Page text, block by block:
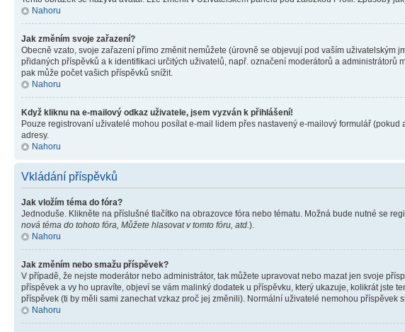
Nahoru
Jak změním svoje zařazení?
Obecně vzato, svoje zařazení přímo změnit nemůžete (úrovně se objevují pod vaším
přidaných příspěvků a k identifikaci určitých uživatelů, např. označení moderátorů a
pak může počet vašich příspěvků snížit.
Nahoru
Když kliknu na e-mailový odkaz uživatele, jsem vyzván k přihlášení!
Pouze registrovaní uživatelé mohou posílat e-mail lidem přes nastavený e-mailový formulář
adresy.
Nahoru
Vkládání příspěvků
Jak vložím téma do fóra?
Jednoduše. Klikněte na příslušné tlačítko na obrazovce fóra nebo tématu. Možná bude nutné se
nová téma do tohoto fóra, Můžete hlasovat v tomto fóru, atd. ).
Nahoru
Jak změním nebo smažu příspěvek?
V případě, že nejste moderátor nebo administrátor, tak můžete upravovat nebo mazat jen svoje
příspěvek a vy ho upravíte, objeví se vám malinký dodatek u příspěvku, který ukazuje, kolikrát
příspěvek (ti by měli sami zanechat vzkaz proč jej změnili). Normální uživatelé nemohou příspěvek
Nahoru